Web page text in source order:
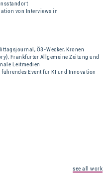
von Interviews in
Ö3-Wecker, Kronen
Frankfurter Allgemeine Zeitung und
Leitmedien
Event für KI und Innovation
see all work